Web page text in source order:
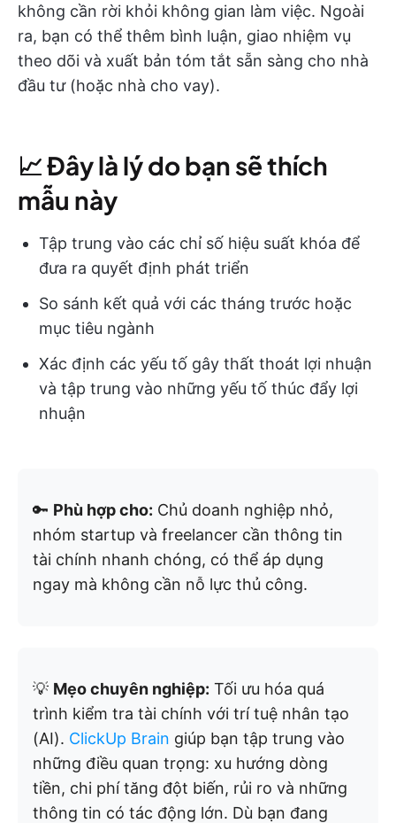
không cần rời khỏi không gian làm việc. Ngoài
ra, bạn có thể thêm bình luận, giao nhiệm vụ
theo dõi và xuất bản tóm tắt sẵn sàng cho nhà
đầu tư (hoặc nhà cho vay).
📈Đây là lý do bạn sẽ thích
mẫu này
Tập trung vào các chỉ số hiệu suất khóa để
đưa ra quyết định phát triển
So sánh kết quả với các tháng trước hoặc
mục tiêu ngành
Xác định các yếu tố gây thất thoát lợi nhuận
và tập trung vào những yếu tố thúc đẩy lợi
nhuận
🔑 Phù hợp cho: Chủ doanh nghiệp nhỏ,
nhóm startup và freelancer cần thông tin
tài chính nhanh chóng, có thể áp dụng
ngay mà không cần nỗ lực thủ công.
💡 Mẹo chuyên nghiệp: Tối ưu hóa quá
trình kiểm tra tài chính với trí tuệ nhân tạo
(AI). ClickUp Brain giúp bạn tập trung vào
những điều quan trọng: xu hướng dòng
tiền, chi phí tăng đột biến, rủi ro và những
thông tin có tác động lớn. Dù bạn đang